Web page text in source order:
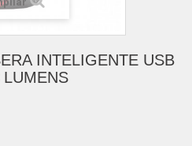
INTELIGENTE USB